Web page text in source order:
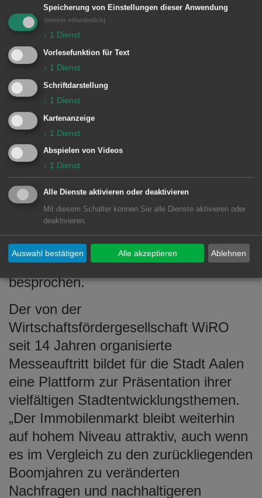
wurden vor allem drei Aspekte an die
Vertreter der Stadt auf der Messe
herangetragen. Der Bereich des
nachhaltigen Wohnens in Kombination
mit weiteren Einrichtungen wie Kitas,
Nahversorgung oder betreutem
Wohnen wurden ebenso wie eine
mehrgeschossige Holzbauweise
angesprochen. Der Bereich
Pflegeimmobilien bildete einen weiteren
Schwerpunkt. Und die Lebensmittel-
Nahversorgung wurde ebenso wie
Veränderungen in der
Handelslandschaft am Stand und in
Einzelgesprächen mit den Akteuren
besprochen.
Der von der
Wirtschaftsfördergesellschaft WiRO
seit 14 Jahren organisierte
Messeauftritt bildet für die Stadt Aalen
eine Plattform zur Präsentation ihrer
vielfältigen Stadtentwicklungsthemen.
„Der Immobilenmarkt bleibt weiterhin
auf hohem Niveau attraktiv, auch wenn
es im Vergleich zu den zurückliegenden
Boomjahren zu veränderten
Nachfragen und nachhaltigeren
Speicherung von Einstellungen dieser Anwendung
(immer erforderlich)
↓ 1 Dienst
Vorlesefunktion für Text
↓ 1 Dienst
Schriftdarstellung
↓ 1 Dienst
Kartenanzeige
↓ 1 Dienst
Abspielen von Videos
↓ 1 Dienst
Alle Dienste aktivieren oder deaktivieren
Mit diesem Schalter können Sie alle Dienste aktivieren oder
deaktivieren.
Ablehnen
Auswahl bestätigen Alle akzeptieren